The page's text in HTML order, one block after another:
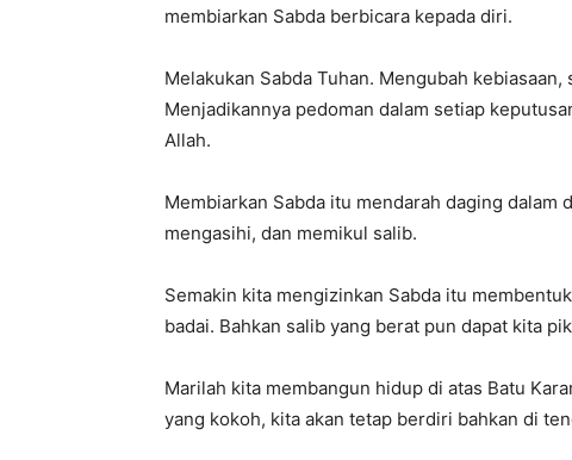
membiarkan Sabda berbicara kepada diri.
Melakukan Sabda Tuhan. Mengubah
Menjadikannya pedoman dalam setiap
Allah.
Membiarkan Sabda itu mendarah daging
mengasihi, dan memikul salib.
Semakin kita mengizinkan Sabda itu
badai. Bahkan salib yang berat pun dapat kita
Marilah kita membangun hidup di atas Batu
yang kokoh, kita akan tetap berdiri bahkan di